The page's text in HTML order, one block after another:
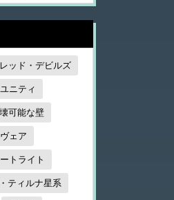
レッド・デビルズ
ユニティ
可能な壁
ェア
トライト
ティルナ星系